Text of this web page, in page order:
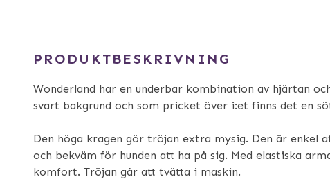
PRODUKTBESKRIVNING
Wonderland har en underbar kombination av hjärtan
svart bakgrund och som pricket över i:et finns det en
Den höga kragen gör tröjan extra mysig. Den är enkel
och bekväm för hunden att ha på sig. Med elastiska
komfort. Tröjan går att tvätta i maskin.